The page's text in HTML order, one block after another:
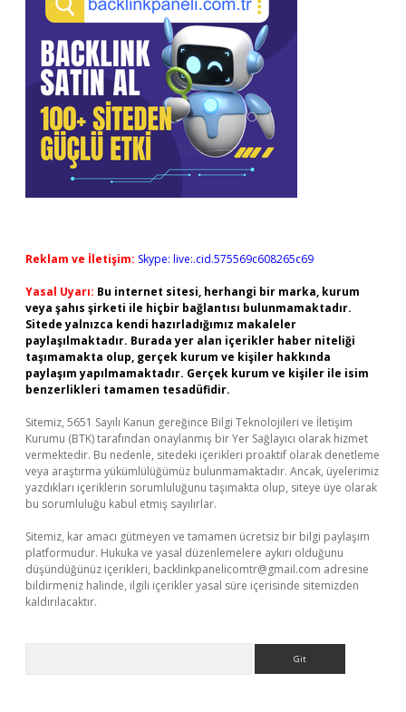
Reklam ve İletişim: Skype: live:.cid.575569c608265c69
Yasal Uyarı: Bu internet sitesi, herhangi bir marka, kurum
veya şahıs şirketi ile hiçbir bağlantısı bulunmamaktadır.
Sitede yalnızca kendi hazırladığımız makaleler
paylaşılmaktadır. Burada yer alan içerikler haber niteliği
taşımamakta olup, gerçek kurum ve kişiler hakkında
paylaşım yapılmamaktadır. Gerçek kurum ve kişiler ile isim
benzerlikleri tamamen tesadüfidir.
Sitemiz, 5651 Sayılı Kanun gereğince Bilgi Teknolojileri ve İletişim
Kurumu (BTK) tarafından onaylanmış bir Yer Sağlayıcı olarak hizmet
vermektedir. Bu nedenle, sitedeki içerikleri proaktif olarak denetleme
veya araştırma yükümlülüğümüz bulunmamaktadır. Ancak, üyelerimiz
yazdıkları içeriklerin sorumluluğunu taşımakta olup, siteye üye olarak
bu sorumluluğu kabul etmiş sayılırlar.
Sitemiz, kar amacı gütmeyen ve tamamen ücretsiz bir bilgi paylaşım
platformudur. Hukuka ve yasal düzenlemelere aykırı olduğunu
düşündüğünüz içerikleri, backlinkpanelicomtr@gmail.com adresine
bildirmeniz halinde, ilgili içerikler yasal süre içerisinde sitemizden
kaldırılacaktır.